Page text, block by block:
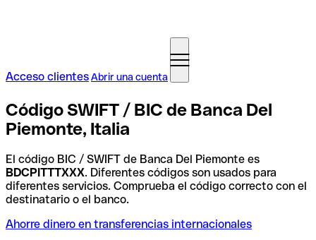
Acceso clientesAbrir una cuenta
Código SWIFT / BIC de Banca Del
Piemonte, Italia
El código BIC / SWIFT de Banca Del Piemonte es
BDCPITTTXXX. Diferentes códigos son usados para
diferentes servicios. Comprueba el código correcto con el
destinatario o el banco.
Ahorre dinero en transferencias internacionales